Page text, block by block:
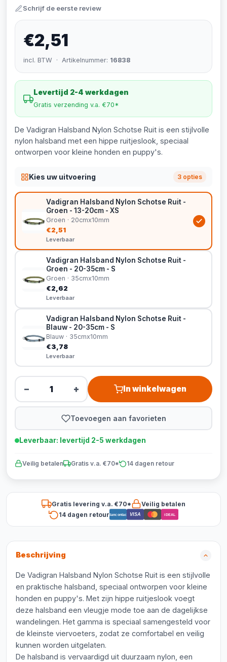
Schrijf de eerste review
€2,51
incl. BTW · Artikelnummer: 16838
Levertijd 2-4 werkdagen
Gratis verzending v.a. €70*
De Vadigran Halsband Nylon Schotse Ruit is een stijlvolle
nylon halsband met een hippe ruitjeslook, speciaal
ontworpen voor kleine honden en puppy's.
Kies uw uitvoering 3 opties
Vadigran Halsband Nylon Schotse Ruit -
Groen - 13-20cm - XS
Groen · 20cmx10mm
€2,51
Leverbaar
Vadigran Halsband Nylon Schotse Ruit -
Groen - 20-35cm - S
Groen · 35cmx10mm
€2,62
Leverbaar
Vadigran Halsband Nylon Schotse Ruit -
Blauw - 20-35cm - S
Blauw · 35cmx10mm
€3,78
Leverbaar
− + In winkelwagen
Toevoegen aan favorieten
Leverbaar: levertijd 2-5 werkdagen
Veilig betalen Gratis v.a. €70* 14 dagen retour
Gratis levering v.a. €70*
Veilig betalen
14 dagen retourBancontact VISA iDEAL
Beschrijving
De Vadigran Halsband Nylon Schotse Ruit is een stijlvolle
en praktische halsband, speciaal ontworpen voor kleine
honden en puppy's. Met zijn hippe ruitjeslook voegt
deze halsband een vleugje mode toe aan de dagelijkse
wandelingen. Het gamma is speciaal samengesteld voor
de kleinste viervoeters, zodat ze comfortabel en veilig
kunnen worden uitgelaten.
De halsband is vervaardigd uit duurzaam nylon, een